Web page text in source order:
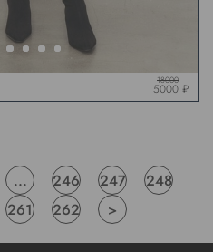
18000
5000 ₽
... 246 247
248
261 262 >